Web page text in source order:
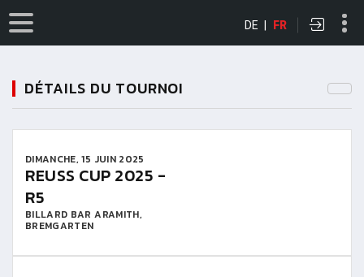
DE | FR
DÉTAILS DU TOURNOI
DIMANCHE, 15 JUIN 2025
REUSS CUP 2025 -
R5
BILLARD BAR ARAMITH,
BREMGARTEN